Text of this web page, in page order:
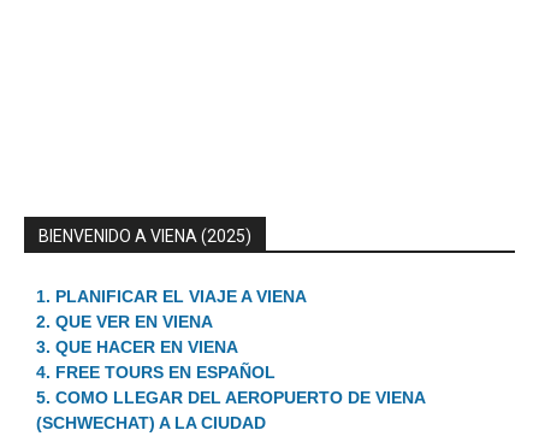
BIENVENIDO A VIENA (2025)
1. PLANIFICAR EL VIAJE A VIENA
2. QUE VER EN VIENA
3. QUE HACER EN VIENA
4. FREE TOURS EN ESPAÑOL
5. COMO LLEGAR DEL AEROPUERTO DE VIENA
(SCHWECHAT) A LA CIUDAD